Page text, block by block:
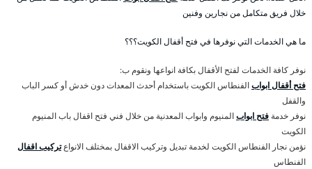
خلال فريق متكامل من نجارين وفنين
ما هي الخدمات التي نوفرها في فتح أقفال الكويت؟؟؟
نوفر كافة الخدمات لفتح الأقفال بكافة انواعها ونقوم ب:
فتح أقفال ابوابالفنطاس الكويت باستخدام أحدث المعدات دون خدش أو كسر الباب
والقفل
نوفر خدمة فتح ابوابالمنيوم وابواب المعدنية من خلال فني فتح اقفال باب المنيوم
الكويت
نؤمن نجار الفنطاس الكويت لخدمة تبديل وتركيب الاقفال بمختلف الانواعتركيب اقفال
الفنطاس